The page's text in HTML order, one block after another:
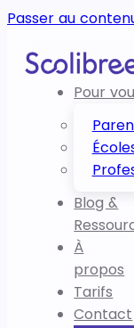
Passer au
Pour
Blog &
À
propos
Tarifs
Contact